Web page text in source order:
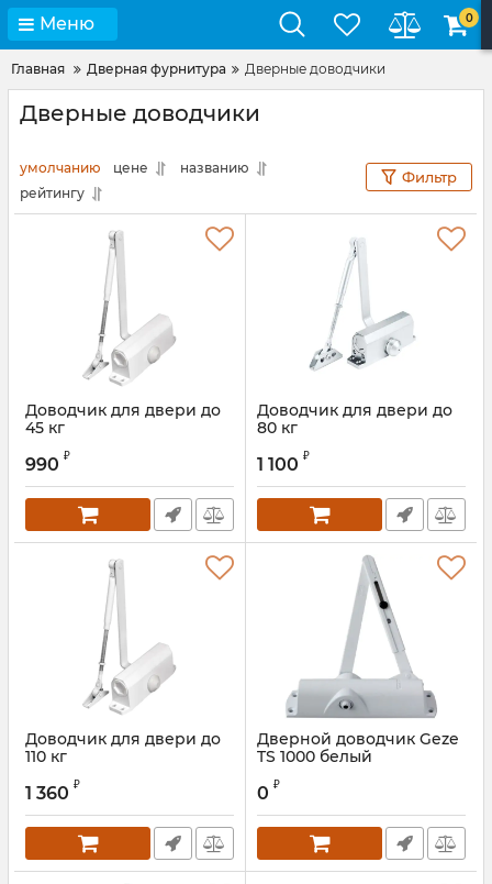
Меню 0
Главная Дверная фурнитура Дверные доводчики
Дверные доводчики
умолчанию цене
названию
рейтингу
Фильтр
Доводчик для двери до
45 кг
990 ₽
Доводчик для двери до
80 кг
1 100 ₽
Доводчик для двери до
110 кг
1 360 ₽
Дверной доводчик Geze
TS 1000 белый
0 ₽